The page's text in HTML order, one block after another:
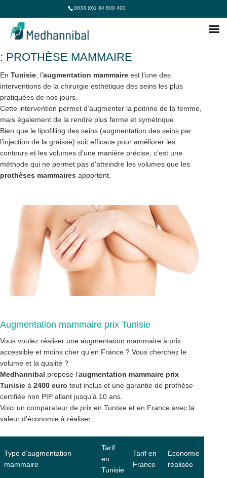
0033 (0)1 84 800 400
AUGMENTATION MAMMAIRE TUNISIE
: PROTHÈSE MAMMAIRE
En Tunisie , l’augmentation mammaire est l’une des
interventions de la chirurgie esthétique des seins les plus
pratiquées de nos jours.
Cette intervention permet d’augmenter la poitrine de la femme,
mais également de la rendre plus ferme et symétrique.
Bien que le lipofilling des seins (augmentation des seins par
l’injection de la graisse) soit efficace pour améliorer les
contours et les volumes d’une manière précise, c’est une
méthode qui ne permet pas d’atteindre les volumes que les
prothèses mammaires apportent.
Augmentation mammaire prix Tunisie
Vous voulez réaliser une augmentation mammaire à prix
accessible et moins cher qu’en France ? Vous cherchez le
volume et la qualité ?
Medhannibal propose l’augmentation mammaire prix
Tunisie à 2400 euro tout inclus et une garantie de prothèse
certifiée non PIP allant jusqu’à 10 ans.
Voici un comparateur de prix en Tunisie et en France avec la
valeur d’économie à réaliser :
Type d’augmentation
mammaire
Tarif
en
Tunisie
Tarif en
France
Economie
réalisée